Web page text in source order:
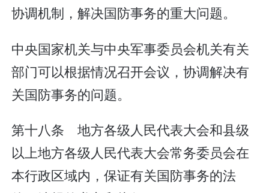
协调机制，解决国防事务的重大问题。
中央国家机关与中央军事委员会机关有关
部门可以根据情况召开会议，协调解决有
关国防事务的问题。
第十八条 地方各级人民代表大会和县级
以上地方各级人民代表大会常务委员会在
本行政区域内，保证有关国防事务的法